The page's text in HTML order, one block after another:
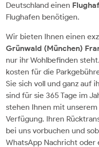
Deutschland einen
Flughafen benötigen.
Wir bieten Ihnen einen
Grünwald (München)
nur ihr Wohlbefinden
kosten für die
Sie sich voll und ganz auf
sind für sie 365 Tage im
stehen Ihnen mit unserem
Verfügung. Ihren
bei uns vorbuchen und
WhatsApp Nachricht